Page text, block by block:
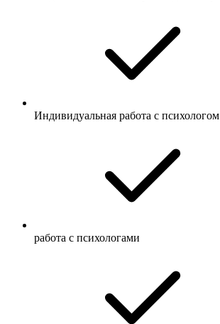
Индивидуальная работа с психологом
работа с психологами